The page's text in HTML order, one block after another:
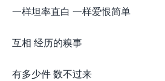
一样坦率直白 一样爱恨简单
互相 经历的糗事
有多少件 数不过来